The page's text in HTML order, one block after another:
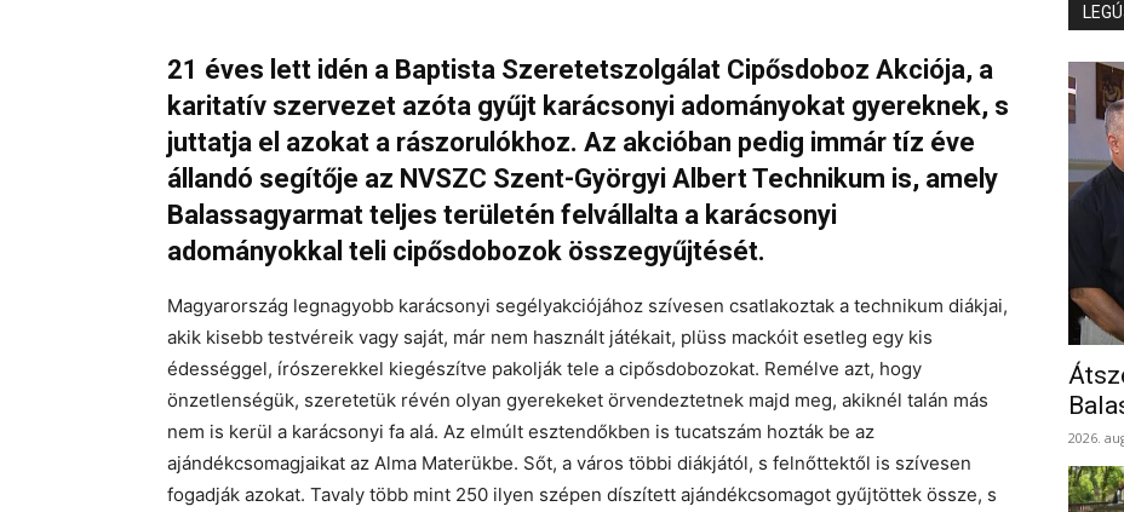
21 éves lett idén a Baptista Szeretetszolgálat Cipősdoboz Akciója, a
karitatív szervezet azóta gyűjt karácsonyi adományokat gyereknek, s
juttatja el azokat a rászorulókhoz. Az akcióban pedig immár tíz éve
állandó segítője az NVSZC Szent-Györgyi Albert Technikum is, amely
Balassagyarmat teljes területén felvállalta a karácsonyi
adományokkal teli cipősdobozok összegyűjtését.
Magyarország legnagyobb karácsonyi segélyakciójához szívesen csatlakoztak a technikum diákjai,
akik kisebb testvéreik vagy saját, már nem használt játékait, plüss mackóit esetleg egy kis
édességgel, írószerekkel kiegészítve pakolják tele a cipősdobozokat. Remélve azt, hogy
önzetlenségük, szeretetük révén olyan gyerekeket örvendeztetnek majd meg, akiknél talán más
nem is kerül a karácsonyi fa alá. Az elmúlt esztendőkben is tucatszám hozták be az
ajándékcsomagjaikat az Alma Materükbe. Sőt, a város többi diákjától, s felnőttektől is szívesen
fogadják azokat. Tavaly több mint 250 ilyen szépen díszített ajándékcsomagot gyűjtöttek össze, s
2026.